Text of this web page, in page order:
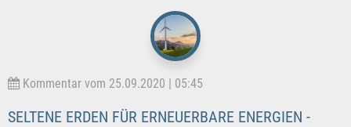
Kommentar vom 25.09.2020 | 05:45
SELTENE ERDEN FÜR ERNEUERBARE ENERGIEN -